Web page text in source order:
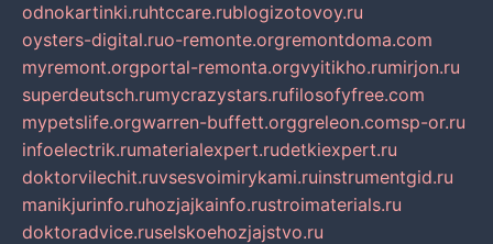
odnokartinki.ruhtccare.rublogizotovoy.ru
oysters-digital.ruo-remonte.orgremontdoma.com
myremont.orgportal-remonta.orgvyitikho.rumirjon.ru
superdeutsch.rumycrazystars.rufilosofyfree.com
mypetslife.orgwarren-buffett.orggreleon.comsp-or.ru
infoelectrik.rumaterialexpert.rudetkiexpert.ru
doktorvilechit.ruvsesvoimirykami.ruinstrumentgid.ru
manikjurinfo.ruhozjajkainfo.rustroimaterials.ru
doktoradvice.ruselskoehozjajstvo.ru